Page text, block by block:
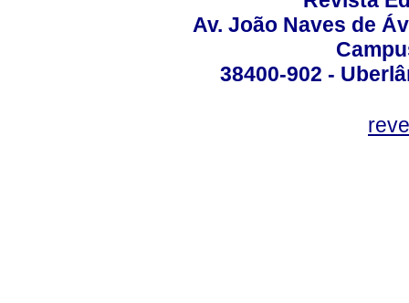
Av. João Naves de
38400-902 -